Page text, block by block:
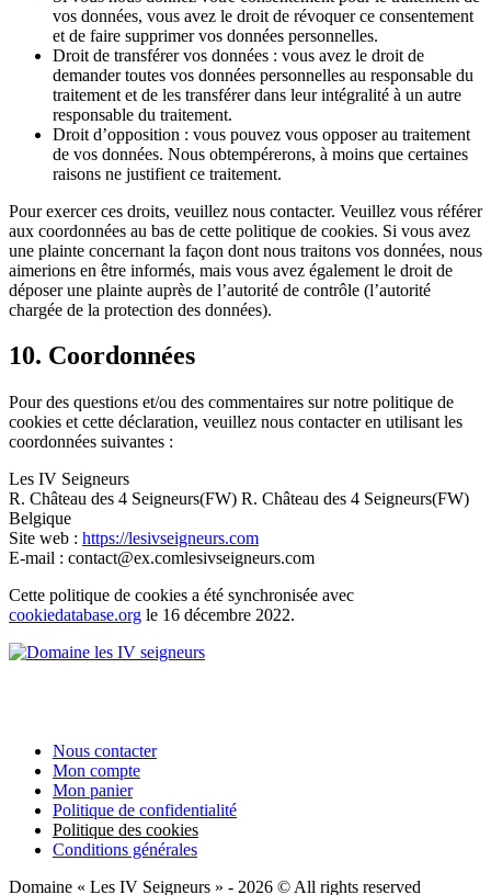
vos données, vous avez le droit de révoquer ce consentement
et de faire supprimer vos données personnelles.
Droit de transférer vos données : vous avez le droit de
demander toutes vos données personnelles au responsable du
traitement et de les transférer dans leur intégralité à un autre
responsable du traitement.
Droit d’opposition : vous pouvez vous opposer au traitement
de vos données. Nous obtempérerons, à moins que certaines
raisons ne justifient ce traitement.
Pour exercer ces droits, veuillez nous contacter. Veuillez vous référer
aux coordonnées au bas de cette politique de cookies. Si vous avez
une plainte concernant la façon dont nous traitons vos données, nous
aimerions en être informés, mais vous avez également le droit de
déposer une plainte auprès de l’autorité de contrôle (l’autorité
chargée de la protection des données).
10. Coordonnées
Pour des questions et/ou des commentaires sur notre politique de
cookies et cette déclaration, veuillez nous contacter en utilisant les
coordonnées suivantes :
Les IV Seigneurs
R. Château des 4 Seigneurs(FW) R. Château des 4 Seigneurs(FW)
Belgique
Site web : https://lesivseigneurs.com
E-mail : contact@ex.comlesivseigneurs.com
Cette politique de cookies a été synchronisée avec
cookiedatabase.org le 16 décembre 2022.
Nous contacter
Mon compte
Mon panier
Politique de confidentialité
Politique des cookies
Conditions générales
Domaine « Les IV Seigneurs » - 2026 © All rights reserved